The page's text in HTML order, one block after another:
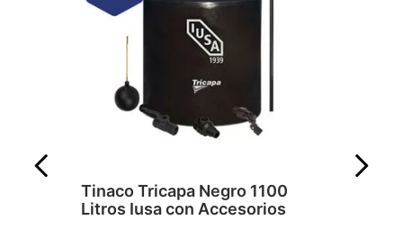
Tinaco Tricapa Negro 1100
Litros Iusa con Accesorios